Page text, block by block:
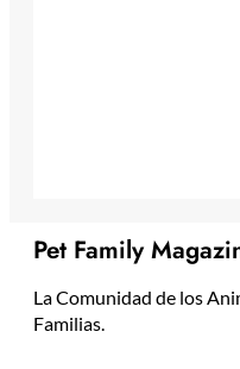
Pet Family
La Comunidad de los
Familias.